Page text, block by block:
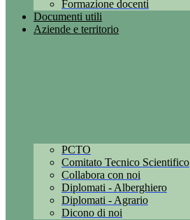
Formazione docenti
Documenti utili
Aziende e territorio
PCTO
Comitato Tecnico Scientifico
Collabora con noi
Diplomati - Alberghiero
Diplomati - Agrario
Dicono di noi